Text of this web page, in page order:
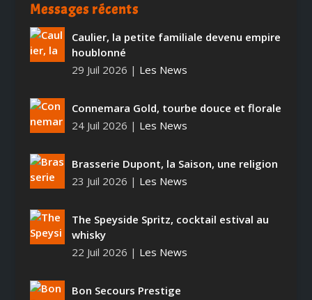
Messages récents
Caulier, la petite familiale devenu empire
houblonné
29 Juil 2026 | Les News
Connemara Gold, tourbe douce et florale
24 Juil 2026 | Les News
Brasserie Dupont, la Saison, une religion
23 Juil 2026 | Les News
The Speyside Spritz, cocktail estival au
whisky
22 Juil 2026 | Les News
Bon Secours Prestige